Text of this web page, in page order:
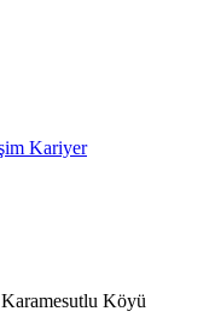
Kariyer
Köyü